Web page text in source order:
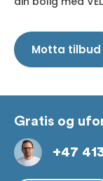
Motta tilbud
Gratis og
+47